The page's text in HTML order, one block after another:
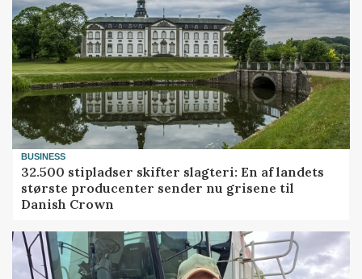
BUSINESS
32.500 stipladser skifter slagteri: En af landets
største producenter sender nu grisene til
Danish Crown